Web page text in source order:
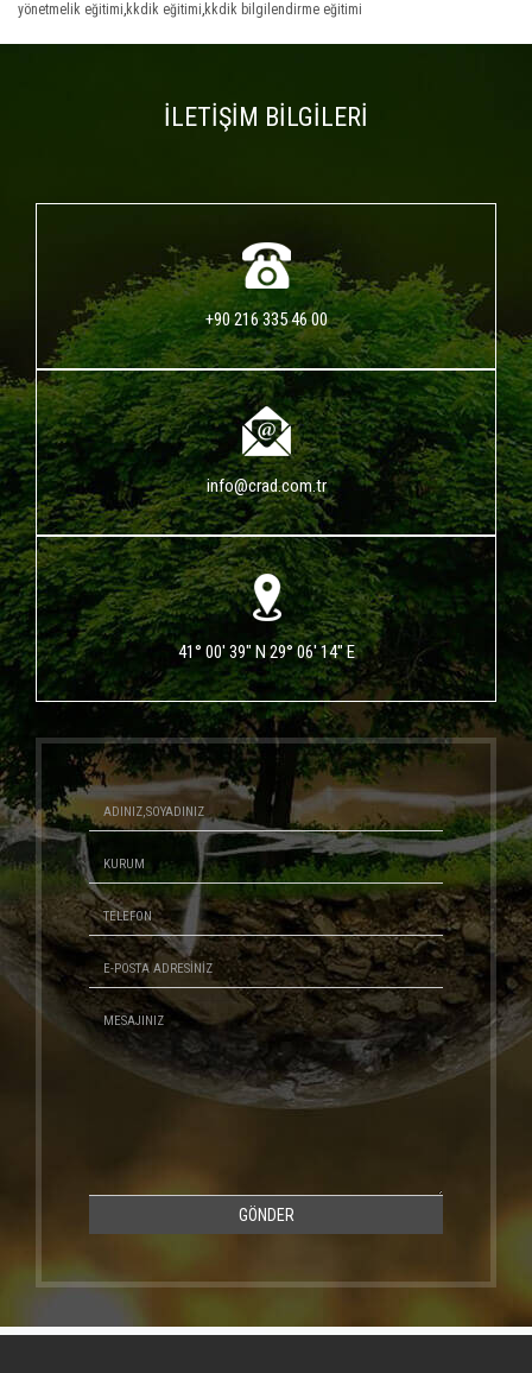
yönetmelik eğitimi,kkdik eğitimi,kkdik bilgilendirme eğitimi
İLETİŞİM BİLGİLERİ
+90 216 335 46 00
info@crad.com.tr
41° 00' 39" N 29° 06' 14" E
GÖNDER